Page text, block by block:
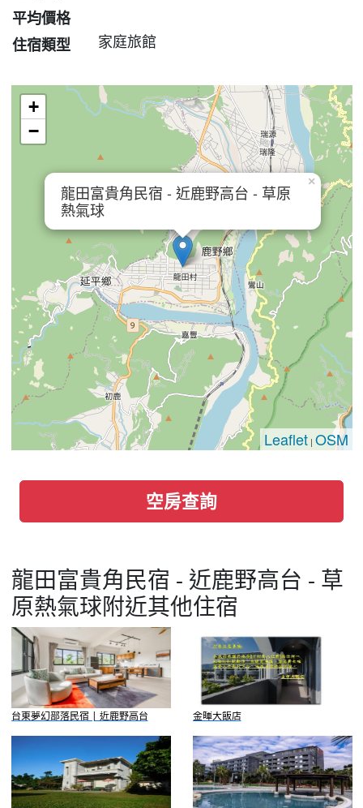
平均價格
住宿類型
家庭旅館
龍田富貴角民宿 - 近鹿野高台 - 草原
熱氣球
×
+
−
Leaflet| OSM
空房查詢
龍田富貴角民宿 - 近鹿野高台 - 草
原熱氣球附近其他住宿
台東夢幻部落民宿 | 近鹿野高台 金暉大飯店